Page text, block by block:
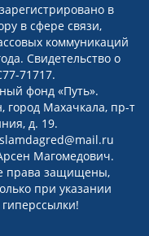
в
в сфере связи,
коммуникаций
Свидетельство о
71717.
фонд «Путь».
город Махачкала, пр-т
д. 19.
Магомедович.
права защищены,
при указании